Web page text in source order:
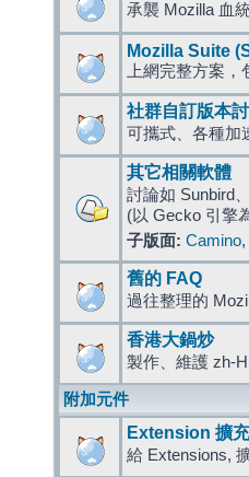
承襲 Mozilla 血
Mozilla Suite
上網完整方案
社群自訂版本
可攜式、各種加
其它相關軟體
討論如 Sunbird
(以 Gecko 引擎
子版面: Camino,
舊的 FAQ
過往整理的
香港大鍋炒
製作、維護 zh-
附加元件
Extension 擴
給 Extensions,